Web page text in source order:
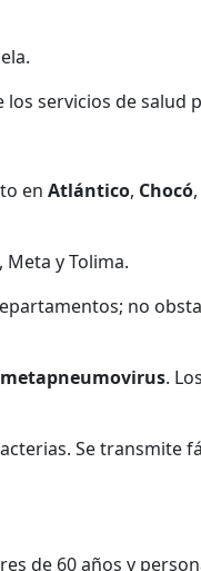
servicios de
en Atlántico, Chocó,
y Tolima.
no
metapneumovirus.
Se transmite
de 60 años y